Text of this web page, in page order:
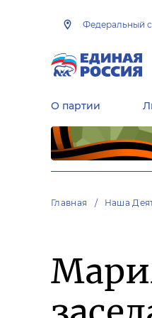
Федеральный
О партии
Главная Наша